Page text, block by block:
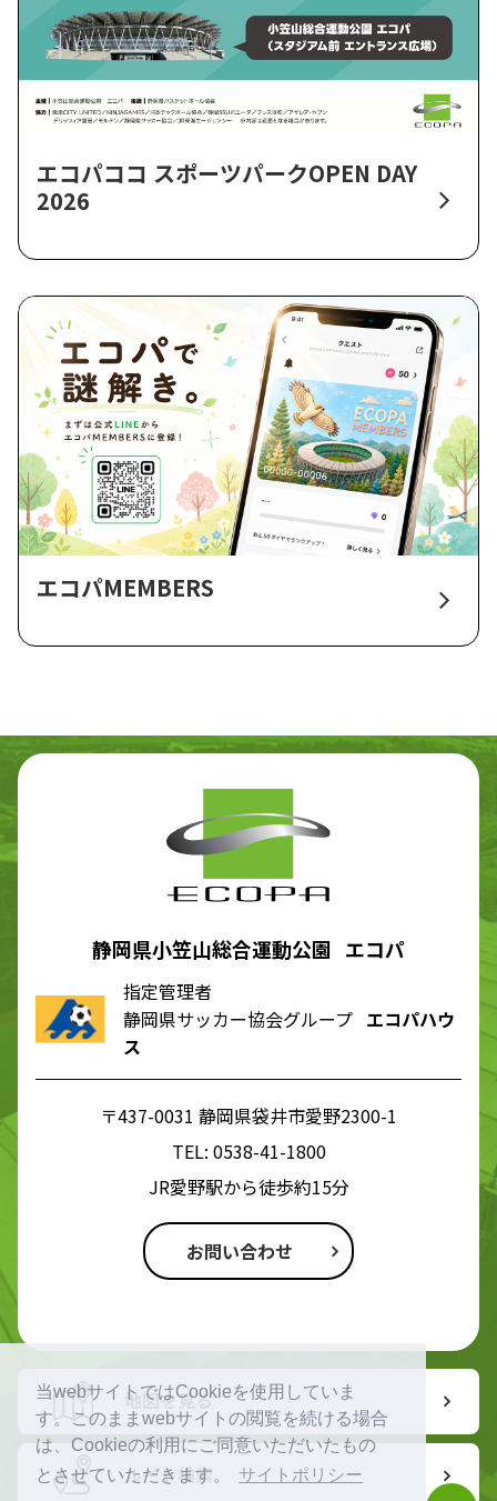
当webサイトではCookieを使用していま
す。このままwebサイトの閲覧を続ける場合
は、Cookieの利用にご同意いただいたもの
とさせていただきます。
サイトポリシー
エコパココ スポーツパークOPEN DAY
2026
エコパMEMBERS
静岡県小笠山総合運動公園 エコパ
指定管理者
静岡県サッカー協会グループ エコパハウ
ス
〒437-0031 静岡県袋井市愛野2300-1
TEL: 0538-41-1800
JR愛野駅から徒歩約15分
お問い合わせ
地図を見る
ルート検索